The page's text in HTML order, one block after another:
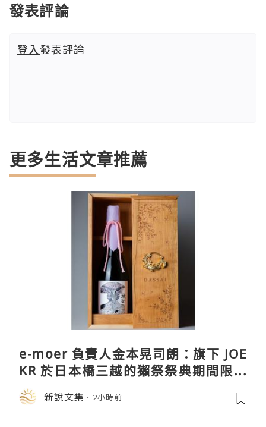
發表評論
登入發表評論
更多生活文章推薦
e-moer 負責人金本晃司朗：旗下 JOE
KR 於日本橋三越的獺祭祭典期間限定
店中，與日伸貴金属的東京銀器工匠一
同參展新說文集 2小時前